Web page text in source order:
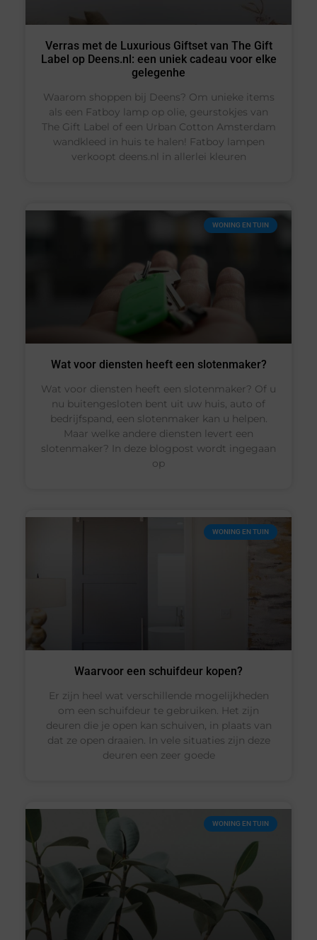
Verras met de Luxurious Giftset van The Gift
Label op Deens.nl: een uniek cadeau voor elke
gelegenhe
Waarom shoppen bij Deens? Om unieke items
als een Fatboy lamp op olie, geurstokjes van
The Gift Label of een Urban Cotton Amsterdam
wandkleed in huis te halen! Fatboy lampen
verkoopt deens.nl in allerlei kleuren
WONING EN TUIN
Wat voor diensten heeft een slotenmaker?
Wat voor diensten heeft een slotenmaker? Of u
nu buitengesloten bent uit uw huis, auto of
bedrijfspand, een slotenmaker kan u helpen.
Maar welke andere diensten levert een
slotenmaker? In deze blogpost wordt ingegaan
op
WONING EN TUIN
Waarvoor een schuifdeur kopen?
Er zijn heel wat verschillende mogelijkheden
om een schuifdeur te gebruiken. Het zijn
deuren die je open kan schuiven, in plaats van
dat ze open draaien. In vele situaties zijn deze
deuren een zeer goede
WONING EN TUIN